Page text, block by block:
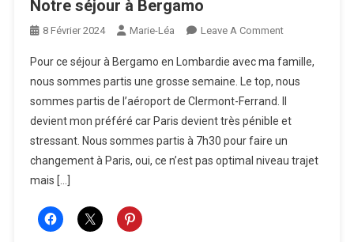
Notre séjour à Bergamo
8 Février 2024 Marie-Léa Leave A CommentOn
Séjour
À
Bergamo
Pour ce séjour à Bergamo en Lombardie avec ma famille,
nous sommes partis une grosse semaine. Le top, nous
sommes partis de l’aéroport de Clermont-Ferrand. Il
devient mon préféré car Paris devient très pénible et
stressant. Nous sommes partis à 7h30 pour faire un
changement à Paris, oui, ce n’est pas optimal niveau trajet
mais […]